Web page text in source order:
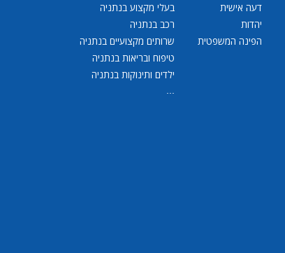
דעה אישית
יהדות
הפינה המשפטית
בעלי מקצוע בנתניה
רכב בנתניה
שרותים מקצועיים בנתניה
טיפוח ובריאות בנתניה
ילדים ותינוקות בנתניה
...